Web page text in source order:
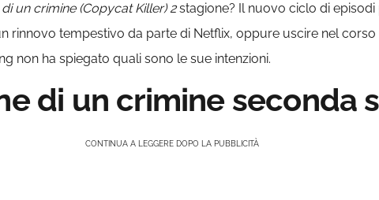
un crimine (Copycat Killer) 2stagione? Il nuovo ciclo di
rinnovo tempestivo da parte di Netflix, oppure uscire nel
non ha spiegato quali sono le sue intenzioni.
di un crimine seconda
CONTINUA A LEGGERE DOPO LA PUBBLICITÀ